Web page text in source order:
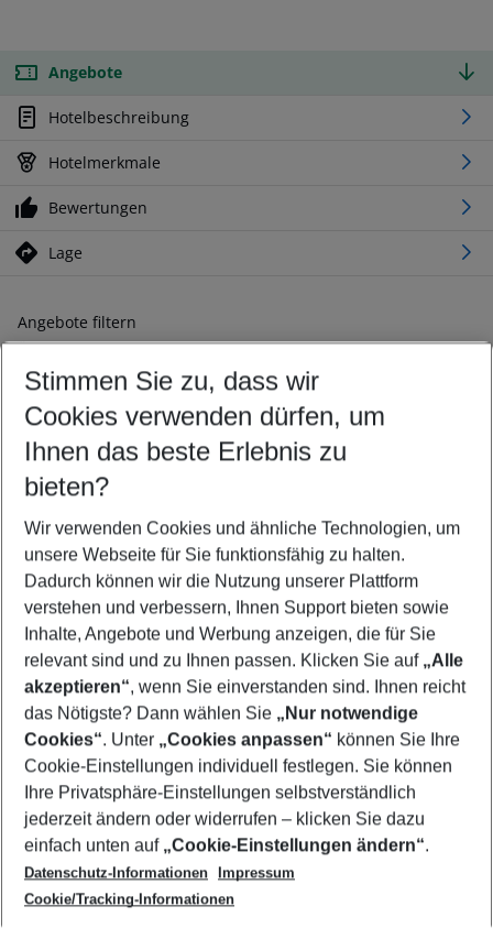
Angebote
Hotelbeschreibung
Hotelmerkmale
Bewertungen
Lage
Angebote filtern
Ändern Sie Ihre Kriterien nach Ihren Wünschen
Abflughafen wählen
Beliebiger Abflughafen
Reisezeitraum wählen
08.08.26– 06.08.27 5-8 Nächte
2 Erwachsene Keine Kinder
Mehr Filter anzeigen
Footer
Footer navigation
Über uns
AGB
Cookie-Einstellungen ändern
Cookie-Richtlinie
Datenschutz
Service & Hilfe
Barrierefreies Reisen
Check-in
Folgen Sie uns
Stimmen Sie zu, dass wir
Cookies verwenden dürfen, um
Ihnen das beste Erlebnis zu
bieten?
Wir verwenden Cookies und ähnliche Technologien, um
unsere Webseite für Sie funktionsfähig zu halten.
Dadurch können wir die Nutzung unserer Plattform
verstehen und verbessern, Ihnen Support bieten sowie
Inhalte, Angebote und Werbung anzeigen, die für Sie
relevant sind und zu Ihnen passen. Klicken Sie auf „Alle
akzeptieren“, wenn Sie einverstanden sind. Ihnen reicht
das Nötigste? Dann wählen Sie „Nur notwendige
Cookies“. Unter „Cookies anpassen“ können Sie Ihre
Cookie-Einstellungen individuell festlegen. Sie können
Ihre Privatsphäre-Einstellungen selbstverständlich
jederzeit ändern oder widerrufen – klicken Sie dazu
einfach unten auf „Cookie-Einstellungen ändern“.
Datenschutz-Informationen
Impressum
Cookie/Tracking-Informationen